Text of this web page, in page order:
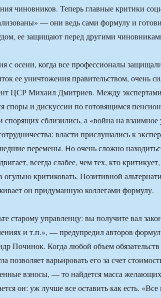
чиновников. Теперь главные критики
— они ведь сами формулу и
ее защищают перед другими
с осени, когда все профессионалы
ее уничтожения правительством, очень
ЦСР Михаил Дмитриев. Между
споры и дискуссии по готовящимся
спорящих сблизились, а «война на
власти прислушались к
перемены. Но очень сложно
всегда слабее, чем тех, кто
огульно критиковать. Позитивной
он придуманную коллегами формулу.
старому управленцу: вы получите вал
и т.п.», — предупредил авторов
Починок. Когда любой объем
позволяет варьировать его за счет
взносы, — то найдется масса желающих
он: уж лучше все оставить как есть. «Все